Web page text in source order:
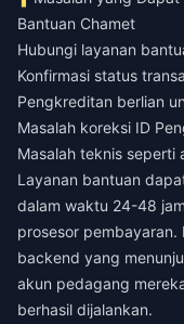
Bantuan Chamet
Hubungi layanan
Konfirmasi status
Pengkreditan berlian
Masalah koreksi ID
Masalah teknis seperti
Layanan bantuan
dalam waktu 24-48
prosesor pembayaran.
backend yang
akun pedagang
berhasil dijalankan.